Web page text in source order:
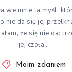
we mnie ta myśl,
nie da się jej
że się nie da:
jej czoła…
Moim zdaniem